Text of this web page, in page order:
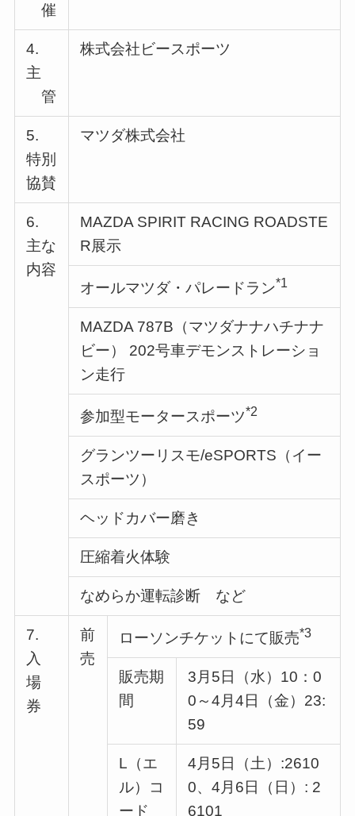
催
4.
主
管
株式会社ビースポーツ
5.
特別
協賛
マツダ株式会社
6.
主な
内容
MAZDA SPIRIT RACING ROADSTE
R展示
オールマツダ・パレードラン*1
MAZDA 787B（マツダナナハチナナ
ビー） 202号車デモンストレーショ
ン走行
参加型モータースポーツ*2
グランツーリスモ/eSPORTS（イー
スポーツ）
ヘッドカバー磨き
圧縮着火体験
なめらか運転診断 など
7.
入
場
券
前
売
ローソンチケットにて販売*3
販売期
間
3月5日（水）10：0
0～4月4日（金）23:
59
L（エ
ル）コ
ード
4月5日（土）:2610
0、4月6日（日）: 2
6101